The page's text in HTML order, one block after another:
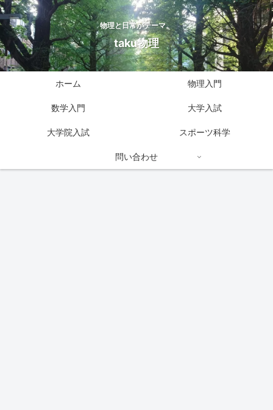
物理と日常がテーマ。
taku物理
ホーム 物理入門
数学入門 大学入試
大学院入試 スポーツ科学
問い合わせ